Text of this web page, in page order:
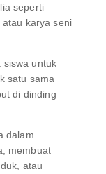
seperti
karya seni
siswa untuk
satu sama
di dinding
dalam
membuat
atau